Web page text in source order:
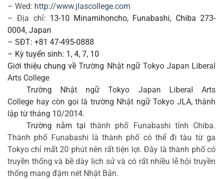
– Wed: http://www.jlascollege.com
– Địa chỉ: 13-10 Minamihoncho, Funabashi, Chiba 273-
0004, Japan
– SĐT: +81 47-495-0888
– Kỳ tuyển sinh: 1, 4, 7, 10
Giới thiệu chung về Trường Nhật ngữ Tokyo Japan Liberal
Arts College
Trường Nhật ngữ Tokyo Japan Liberal Arts
College hay còn gọi là trường Nhật ngữ Tokyo JLA, thành
lập từ tháng 10/2014.
Trường nằm tại thành phố Funabashi tỉnh Chiba.
Thành phố Funabashi là thành phố có thể đi tàu từ ga
Tokyo chỉ mất 20 phút nên rất tiện lợi. Đây là thành phố có
truyền thống và bề dày lịch sử và có rất nhiều lễ hội truyền
thống mang đậm nét Nhật Bản.